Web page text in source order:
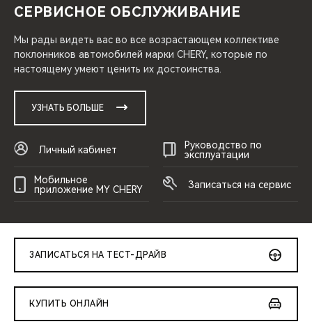
СЕРВИСНОЕ ОБСЛУЖИВАНИЕ
Мы рады видеть вас во все возрастающем коллективе
поклонников автомобилей марки CHERY, которые по
настоящему умеют ценить их достоинства.
УЗНАТЬ БОЛЬШЕ
Личный кабинет
Руководство по
эксплуатации
Мобильное
приложение MY CHERY
Записаться на сервис
ЗАПИСАТЬСЯ НА ТЕСТ-ДРАЙВ
КУПИТЬ ОНЛАЙН